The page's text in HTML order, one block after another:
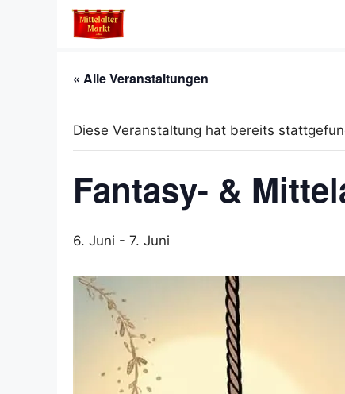
« Alle Veranstaltungen
Diese Veranstaltung hat bereits
Fantasy- &
6. Juni - 7. Juni